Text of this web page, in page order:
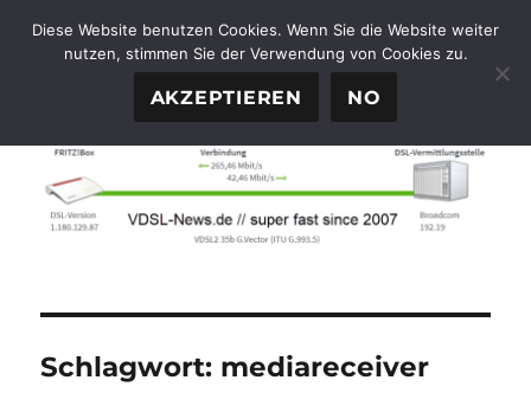
FTTH-News.de
Schlagwort: mediareceiver
Diese Website benutzen Cookies. Wenn Sie die Website weiter
nutzen, stimmen Sie der Verwendung von Cookies zu.
AKZEPTIEREN NO